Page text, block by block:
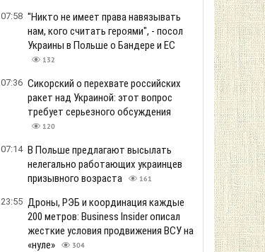
07:58 "Никто не имеет права навязывать
нам, кого считать героями", - посол
Украины в Польше о Бандере и ЕС
132
07:36 Сикорский о перехвате российских
ракет над Украиной: этот вопрос
требует серьезного обсуждения
120
07:14 В Польше предлагают высылать
нелегально работающих украинцев
призывного возраста
161
23:55 Дроны, РЭБ и координация каждые
200 метров: Business Insider описал
жесткие условия продвижения ВСУ на
«нуле»
304